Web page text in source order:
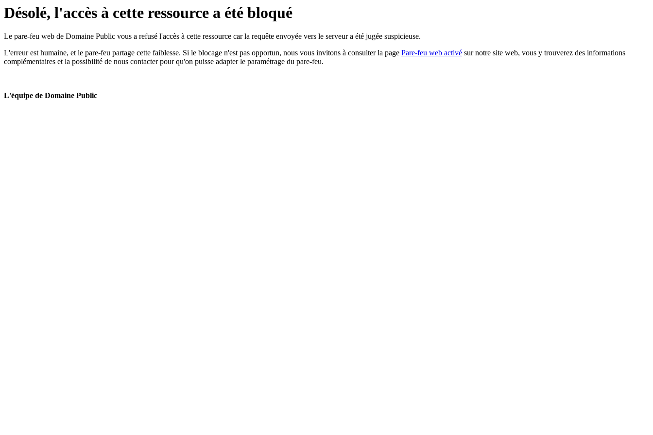
Désolé, l'accès à cette ressource a été bloqué
Le pare-feu web de Domaine Public vous a refusé l'accès à cette ressource car la requête envoyée vers le serveur a été jugée suspicieuse.
L'erreur est humaine, et le pare-feu partage cette faiblesse. Si le blocage n'est pas opportun, nous vous invitons à consulter la page Pare-feu web activé sur notre site web, vous y trouverez des informations
complémentaires et la possibilité de nous contacter pour qu'on puisse adapter le paramétrage du pare-feu.
L'équipe de Domaine Public